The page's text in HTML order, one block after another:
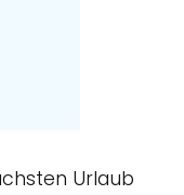
Urlaub